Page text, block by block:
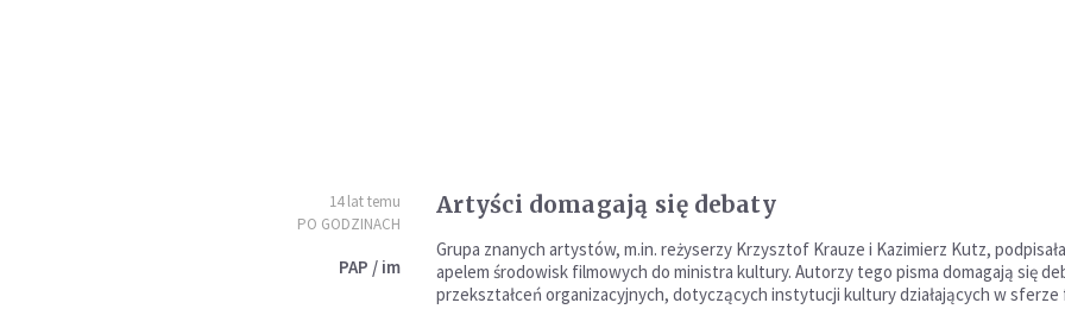
14 lat temu
PO GODZINACH
PAP / im
Artyści domagają się debaty
Grupa znanych artystów, m.in. reżyserzy Krzysztof Krauze i Kazimierz Kutz,
apelem środowisk filmowych do ministra kultury. Autorzy tego pisma domagają się
przekształceń organizacyjnych, dotyczących instytucji kultury działających w sferze